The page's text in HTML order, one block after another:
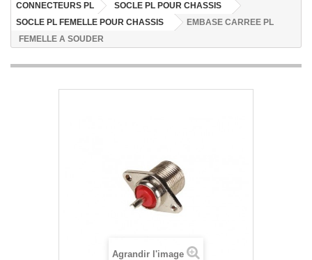
CONNECTEURS PL
SOCLE PL POUR CHASSIS
SOCLE PL FEMELLE POUR CHASSIS
EMBASE CARREE PL
FEMELLE A SOUDER
Agrandir l'image